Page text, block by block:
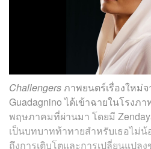
Challengersภาพยนตร์เรื่องใหม่
Guadagnino ได้เข้าฉายในโรงภ
พฤษภาคมที่ผ่านมา โดยมี
เป็นบทบาทท้าทายสำหรับเธอไม่น้
ถึงการเติบโตและการเปลี่ยนแปล